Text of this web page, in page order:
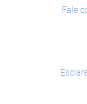
Fale